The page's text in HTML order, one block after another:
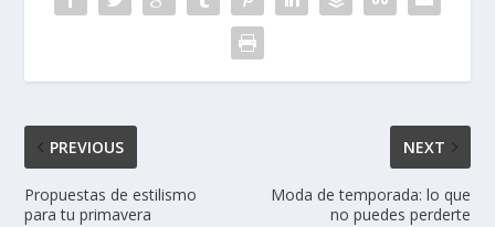
PREVIOUS
Propuestas de estilismo
para tu primavera
NEXT
Moda de temporada: lo que
no puedes perderte